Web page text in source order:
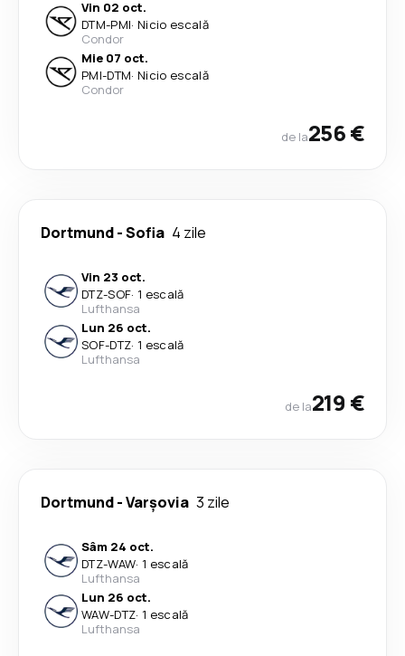
Vin 02 oct.
DTM-PMI· Nicio escală
Condor
Mie 07 oct.
PMI-DTM· Nicio escală
Condor
de la256 €
Dortmund-Sofia 4 zile
Vin 23 oct.
DTZ-SOF· 1 escală
Lufthansa
Lun 26 oct.
SOF-DTZ· 1 escală
Lufthansa
de la219 €
Dortmund-Varşovia 3 zile
Sâm 24 oct.
DTZ-WAW· 1 escală
Lufthansa
Lun 26 oct.
WAW-DTZ· 1 escală
Lufthansa